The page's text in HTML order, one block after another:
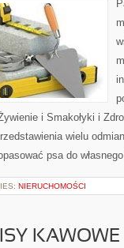
i Smakołyki i
wielu
psa do
NIERUCHOMOŚCI
KAWOWE